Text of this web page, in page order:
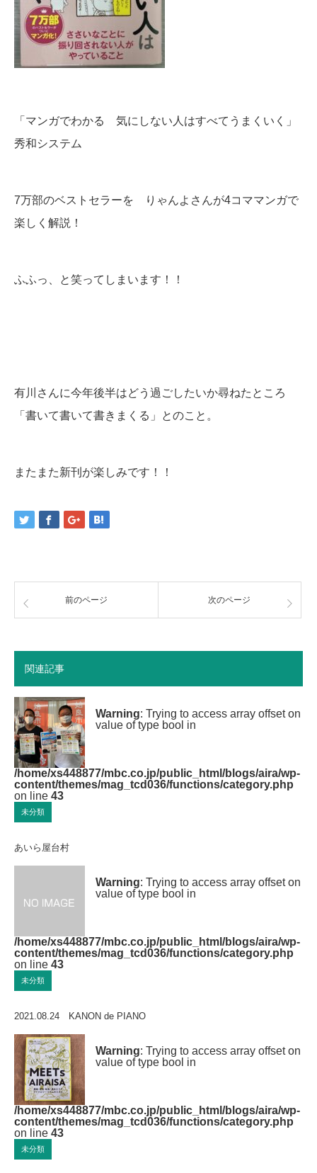
「マンガでわかる 気にしない人はすべてうまくいく」
秀和システム
7万部のベストセラーを りゃんよさんが4コママンガで
楽しく解説！
ふふっ、と笑ってしまいます！！
有川さんに今年後半はどう過ごしたいか尋ねたところ
「書いて書いて書きまくる」とのこと。
またまた新刊が楽しみです！！
前のページ 次のページ
関連記事
Warning: Trying to access array offset on
value of type bool in
/home/xs448877/mbc.co.jp/public_html/blogs/aira/wp-
content/themes/mag_tcd036/functions/category.php
on line 43
未分類
あいら屋台村
Warning: Trying to access array offset on
value of type bool in
/home/xs448877/mbc.co.jp/public_html/blogs/aira/wp-
content/themes/mag_tcd036/functions/category.php
on line 43
未分類
2021.08.24 KANON de PIANO
Warning: Trying to access array offset on
value of type bool in
/home/xs448877/mbc.co.jp/public_html/blogs/aira/wp-
content/themes/mag_tcd036/functions/category.php
on line 43
未分類